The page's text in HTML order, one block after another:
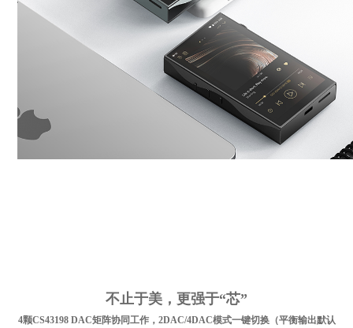
不止于美，更强于“芯”
4颗CS43198 DAC矩阵协同工作，2DAC/4DAC模式一键切换（平衡输出默认